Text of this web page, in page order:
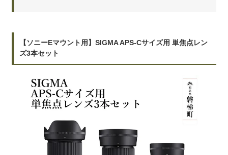
【ソニーEマウント用】SIGMA APS-Cサイズ用 単焦点レン
ズ3本セット